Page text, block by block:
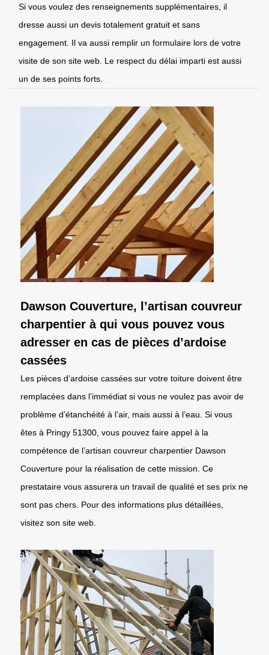
Si vous voulez des renseignements supplémentaires, il
dresse aussi un devis totalement gratuit et sans
engagement. Il va aussi remplir un formulaire lors de votre
visite de son site web. Le respect du délai imparti est aussi
un de ses points forts.
Dawson Couverture, l’artisan couvreur
charpentier à qui vous pouvez vous
adresser en cas de pièces d’ardoise
cassées
Les pièces d’ardoise cassées sur votre toiture doivent être
remplacées dans l’immédiat si vous ne voulez pas avoir de
problème d’étanchéité à l’air, mais aussi à l’eau. Si vous
êtes à Pringy 51300, vous pouvez faire appel à la
compétence de l’artisan couvreur charpentier Dawson
Couverture pour la réalisation de cette mission. Ce
prestataire vous assurera un travail de qualité et ses prix ne
sont pas chers. Pour des informations plus détaillées,
visitez son site web.